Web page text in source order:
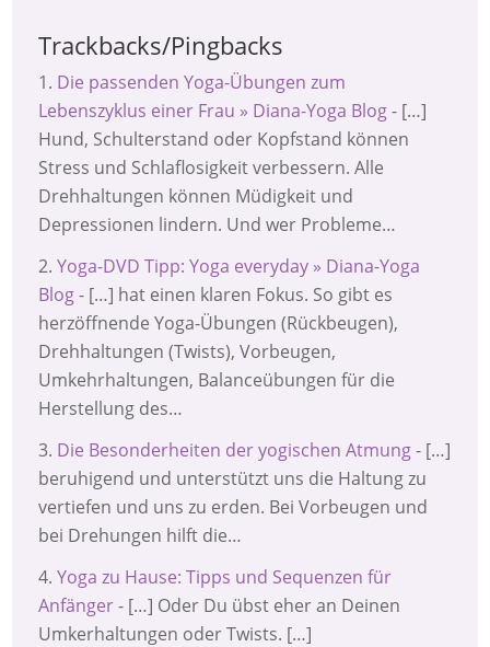
Trackbacks/Pingbacks
Die passenden Yoga-Übungen zum
Lebenszyklus einer Frau » Diana-Yoga Blog- […]
Hund, Schulterstand oder Kopfstand können
Stress und Schlaflosigkeit verbessern. Alle
Drehhaltungen können Müdigkeit und
Depressionen lindern. Und wer Probleme…
Yoga-DVD Tipp: Yoga everyday » Diana-Yoga
Blog- […] hat einen klaren Fokus. So gibt es
herzöffnende Yoga-Übungen (Rückbeugen),
Drehhaltungen (Twists), Vorbeugen,
Umkehrhaltungen, Balanceübungen für die
Herstellung des…
Die Besonderheiten der yogischen Atmung- […]
beruhigend und unterstützt uns die Haltung zu
vertiefen und uns zu erden. Bei Vorbeugen und
bei Drehungen hilft die…
Yoga zu Hause: Tipps und Sequenzen für
Anfänger- […] Oder Du übst eher an Deinen
Umkerhaltungen oder Twists. […]